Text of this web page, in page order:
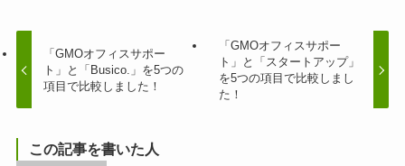
「GMOオフィスサポー
ト」と「Busico.」を5つの
項目で比較しました！
「GMOオフィスサポー
ト」と「スタートアップ」
を5つの項目で比較しまし
た！
この記事を書いた人